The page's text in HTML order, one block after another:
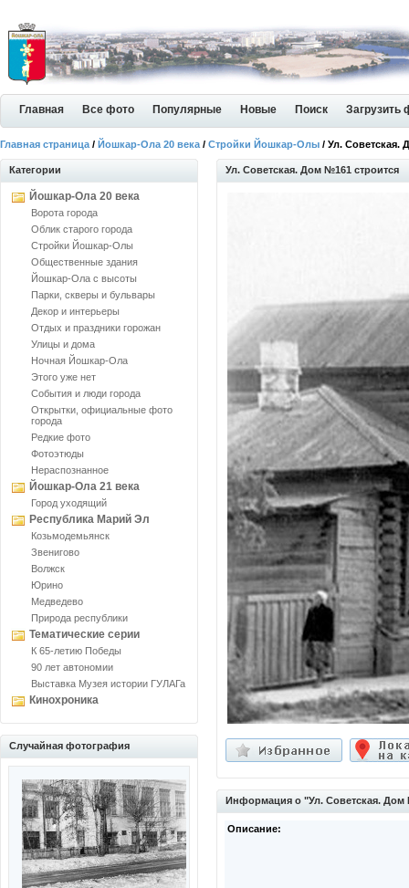
Главная Все фото Популярные Новые Поиск Загрузить
Главная страница / Йошкар-Ола 20 века / Стройки Йошкар-Олы / Ул. Советская.
Категории
Йошкар-Ола 20 века
Ворота города
Облик старого города
Стройки Йошкар-Олы
Общественные здания
Йошкар-Ола с высоты
Парки, скверы и бульвары
Декор и интерьеры
Отдых и праздники горожан
Улицы и дома
Ночная Йошкар-Ола
Этого уже нет
События и люди города
Открытки, официальные фото
города
Редкие фото
Фотоэтюды
Нераспознанное
Йошкар-Ола 21 века
Город уходящий
Республика Марий Эл
Козьмодемьянск
Звенигово
Волжск
Юрино
Медведево
Природа республики
Тематические серии
К 65-летию Победы
90 лет автономии
Выставка Музея истории ГУЛАГа
Кинохроника
Случайная фотография
Ул. Советская. Дом №161 строится
Информация о "Ул. Советская. Дом
Описание: